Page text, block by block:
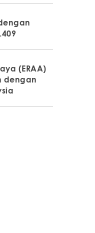
(ERAA)
dengan